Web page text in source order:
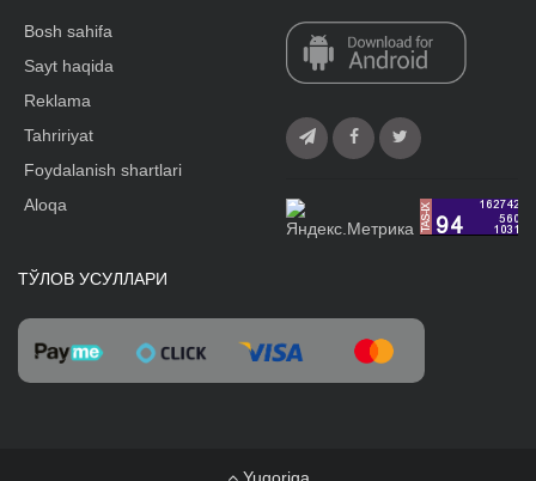
Bosh sahifa
Sayt haqida
Reklama
Tahririyat
Foydalanish shartlari
Aloqa
ТЎЛОВ УСУЛЛАРИ